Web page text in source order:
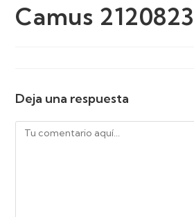
Camus
Deja una respuesta